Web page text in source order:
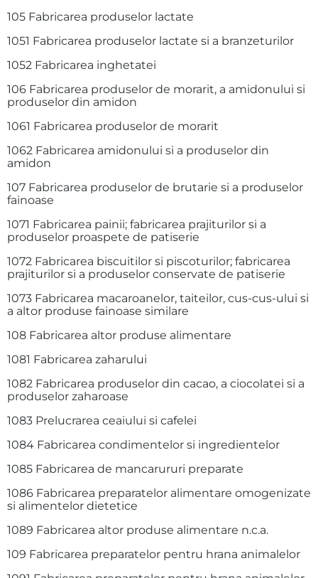
105 Fabricarea produselor lactate
1051 Fabricarea produselor lactate si a branzeturilor
1052 Fabricarea inghetatei
106 Fabricarea produselor de morarit, a amidonului si
produselor din amidon
1061 Fabricarea produselor de morarit
1062 Fabricarea amidonului si a produselor din
amidon
107 Fabricarea produselor de brutarie si a produselor
fainoase
1071 Fabricarea painii; fabricarea prajiturilor si a
produselor proaspete de patiserie
1072 Fabricarea biscuitilor si piscoturilor; fabricarea
prajiturilor si a produselor conservate de patiserie
1073 Fabricarea macaroanelor, taiteilor, cus-cus-ului si
a altor produse fainoase similare
108 Fabricarea altor produse alimentare
1081 Fabricarea zaharului
1082 Fabricarea produselor din cacao, a ciocolatei si a
produselor zaharoase
1083 Prelucrarea ceaiului si cafelei
1084 Fabricarea condimentelor si ingredientelor
1085 Fabricarea de mancarururi preparate
1086 Fabricarea preparatelor alimentare omogenizate
si alimentelor dietetice
1089 Fabricarea altor produse alimentare n.c.a.
109 Fabricarea preparatelor pentru hrana animalelor